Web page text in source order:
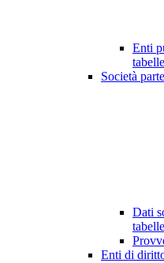
Enti
Società
Dati
Enti di